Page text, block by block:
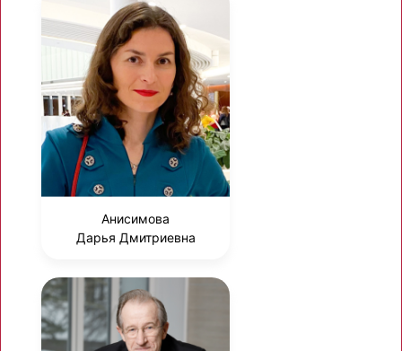
Анисимова
Дарья Дмитриевна